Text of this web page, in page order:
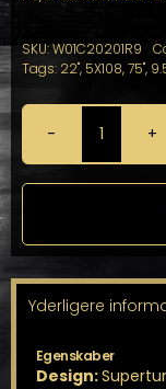
SKU:W01C20201R9
Tags: 22", 5X108,75",
OZ
Dakar
antal
Yderligere
Egenskaber
Design: